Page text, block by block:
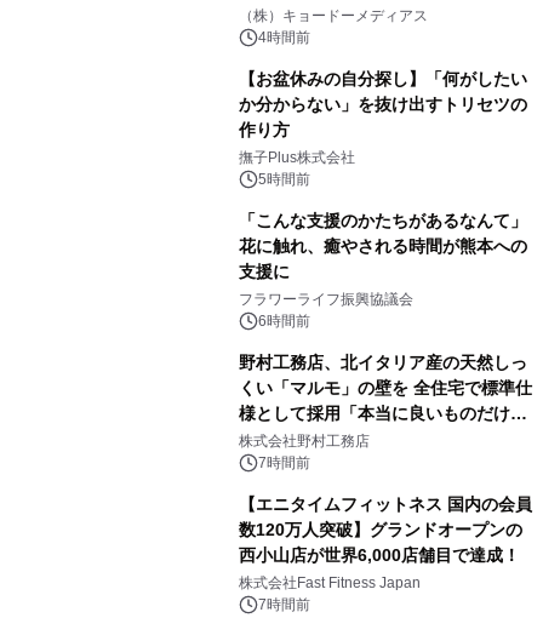
マジで来い』キービジュアル解禁！
（株）キョードーメディアス
4時間前
【お盆休みの自分探し】「何がしたい
か分からない」を抜け出すトリセツの
作り方
撫子Plus株式会社
5時間前
「こんな支援のかたちがあるなんて」
花に触れ、癒やされる時間が熊本への
支援に
フラワーライフ振興協議会
6時間前
野村工務店、北イタリア産の天然しっ
くい「マルモ」の壁を 全住宅で標準仕
様として採用「本当に良いものだけに
こだわる」
株式会社野村工務店
7時間前
【エニタイムフィットネス 国内の会員
数120万人突破】グランドオープンの
西小山店が世界6,000店舗目で達成！
株式会社Fast Fitness Japan
7時間前